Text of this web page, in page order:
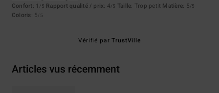
Confort: 1 /5 Rapport qualité / prix: 4/5 Taille: Trop petit Matière: 5/5
Coloris: 5/5
Vérifié parTrustVille
Articles vus récemment